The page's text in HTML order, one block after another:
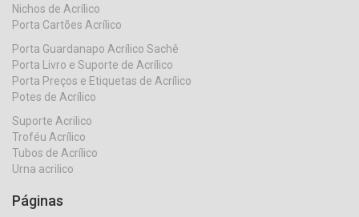
Nichos de Acrílico
Porta Cartões Acrílico
Porta Guardanapo Acrílico Sachê
Porta Livro e Suporte de Acrílico
Porta Preços e Etiquetas de Acrílico
Potes de Acrílico
Suporte Acrilico
Troféu Acrílico
Tubos de Acrílico
Urna acrilico
Páginas